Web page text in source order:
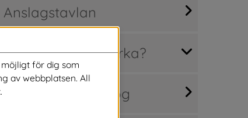
Anslagstavlan
Hur kan jag påverka?
Medborgardialog
för dig som
av webbplatsen. All